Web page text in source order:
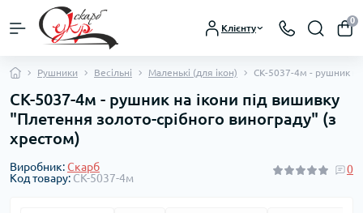
Клієнту
0
Рушники Весільні Маленькі (для ікон) СК-5037-4м - рушник на
СК-5037-4м - рушник на ікони під вишивку
"Плетення золото-срібного винограду" (з
хрестом)
Виробник:Скарб
Код товару: СК-5037-4м
0